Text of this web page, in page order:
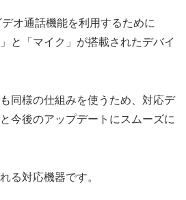
オ通話機能を利用するために
と「マイク」が搭載されたデバイ
同様の仕組みを使うため、対応デ
今後のアップデートにスムーズに
る対応機器です。